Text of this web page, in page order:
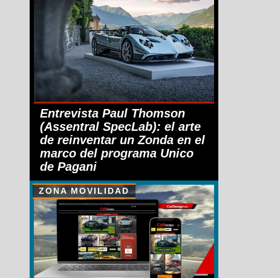
Entrevista Paul Thomson
(Assentral SpecLab): el arte
de reinventar un Zonda en el
marco del programa Unico
de Pagani
ZONA MOVILIDAD